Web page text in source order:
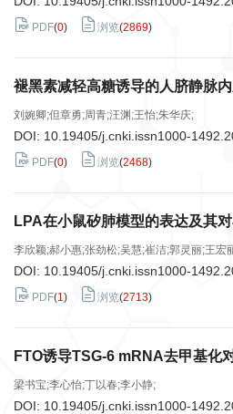
PDF(0) 浏览(2869)
褪黑素减轻高糖诱导的人脐静脉
刘婉卿;但章勇;周青;汪渊;王怡;朱华庆;
DOI: 10.19405/j.cnki.issn1000-
PDF(0) 浏览(2468)
LPA在小鼠矽肺模型的表达及其
李欣颖;郝小惠;张劲松;吴慧;崔洁;郭灵丽;王宏
DOI: 10.19405/j.cnki.issn1000-
PDF(1) 浏览(2713)
FTO诱导TSG-6 mRNA去甲基化
梁书宝;李心怡;丁以春;李小静;
DOI: 10.19405/j.cnki.issn1000-